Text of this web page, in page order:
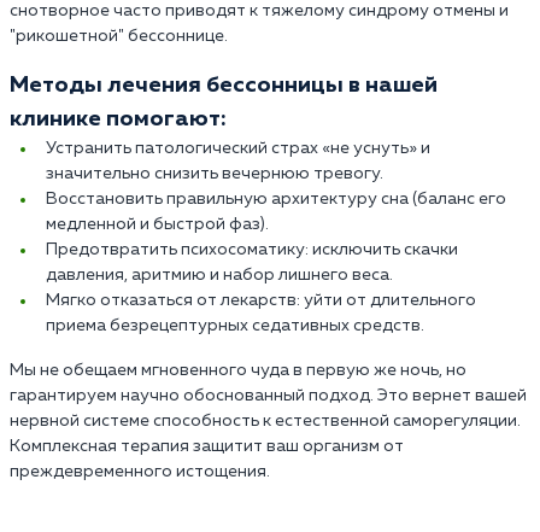
снотворное часто приводят к тяжелому синдрому отмены и
"рикошетной" бессоннице.
Методы лечения бессонницы в нашей
клинике помогают:
Устранить патологический страх «не уснуть» и
значительно снизить вечернюю тревогу.
Восстановить правильную архитектуру сна (баланс его
медленной и быстрой фаз).
Предотвратить психосоматику: исключить скачки
давления, аритмию и набор лишнего веса.
Мягко отказаться от лекарств: уйти от длительного
приема безрецептурных седативных средств.
Мы не обещаем мгновенного чуда в первую же ночь, но
гарантируем научно обоснованный подход. Это вернет вашей
нервной системе способность к естественной саморегуляции.
Комплексная терапия защитит ваш организм от
преждевременного истощения.